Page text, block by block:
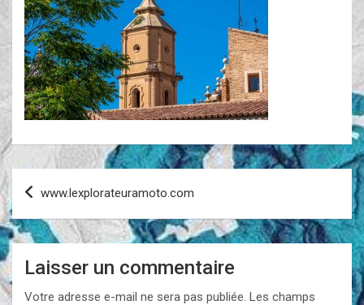
Navigation
de
l’article
www.lexplorateuramoto.com
Laisser un commentaire
Votre adresse e-mail ne sera pas publiée. Les champs